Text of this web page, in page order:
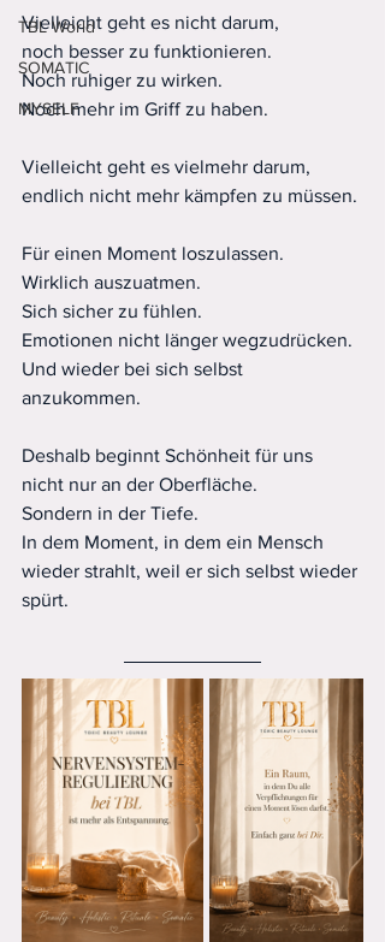
TBL World
SOMATIC
MYSELF
Vielleicht geht es nicht darum,
noch besser zu funktionieren.
Noch ruhiger zu wirken.
Noch mehr im Griff zu haben.
Vielleicht geht es vielmehr darum,
endlich nicht mehr kämpfen zu müssen.
Für einen Moment loszulassen.
Wirklich auszuatmen.
Sich sicher zu fühlen.
Emotionen nicht länger wegzudrücken.
Und wieder bei sich selbst
anzukommen.
Deshalb beginnt Schönheit für uns
nicht nur an der Oberfläche.
Sondern in der Tiefe.
In dem Moment, in dem ein Mensch
wieder strahlt, weil er sich selbst wieder
spürt.